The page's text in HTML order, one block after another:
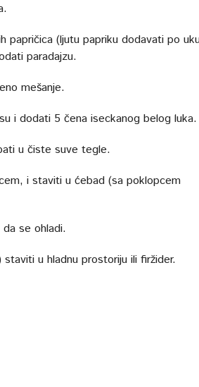
papričica (ljutu papriku dodavati po
paradajzu.
mešanje.
i dodati 5 čena iseckanog belog luka.
u čiste suve tegle.
i staviti u ćebad (sa poklopcem
se ohladi.
u hladnu prostoriju ili firžider.